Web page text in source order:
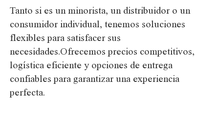
Tanto si es un minorista, un distribuidor o un
consumidor individual, tenemos soluciones
flexibles para satisfacer sus
necesidades.Ofrecemos precios competitivos,
logística eficiente y opciones de entrega
confiables para garantizar una experiencia
perfecta.